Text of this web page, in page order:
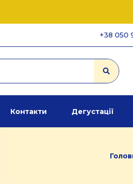
+38 050
Контакти Дегустації